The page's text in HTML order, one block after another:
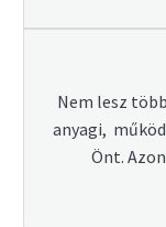
Nem lesz
anyagi,
Önt.